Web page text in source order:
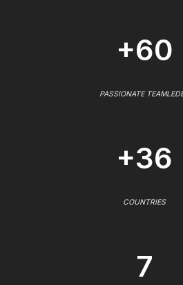
+60
PASSIONATE
+36
COUNTRIES
7